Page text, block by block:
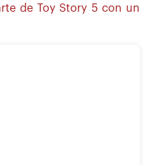
de Toy Story 5 con un